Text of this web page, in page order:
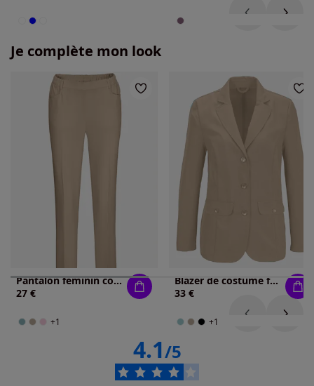
Je complète mon look
Pantalon féminin coupe droite
27 €
+1
Blazer de costume femme col à revers coupe classique
33 €
+1
4.1/5